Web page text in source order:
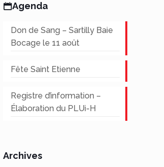
Agenda
Don de Sang – Sartilly Baie
Bocage le 11 août
Fête Saint Etienne
Registre d’information –
Élaboration du PLUi-H
Archives